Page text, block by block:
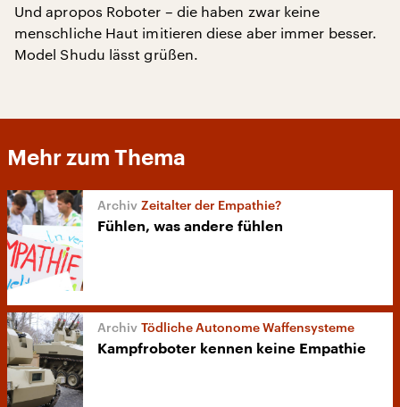
Und apropos Roboter – die haben zwar keine
menschliche Haut imitieren diese aber immer besser.
Model Shudu lässt grüßen.
Mehr zum Thema
Zeitalter der Empathie?
Fühlen, was andere fühlen
Tödliche Autonome Waffensysteme
Kampfroboter kennen keine Empathie